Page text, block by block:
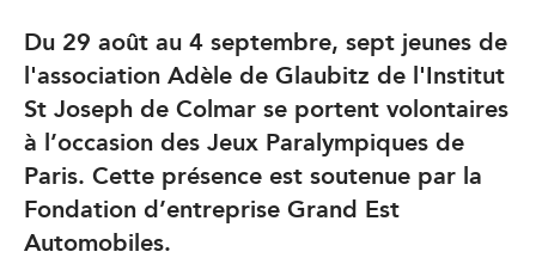
Du 29 août au 4 septembre, sept jeunes de
l'association Adèle de Glaubitz de l'Institut
St Joseph de Colmar se portent volontaires
à l’occasion des Jeux Paralympiques de
Paris. Cette présence est soutenue par la
Fondation d’entreprise Grand Est
Automobiles.